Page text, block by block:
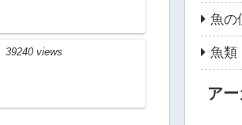
39240 views
魚の
魚類
ア